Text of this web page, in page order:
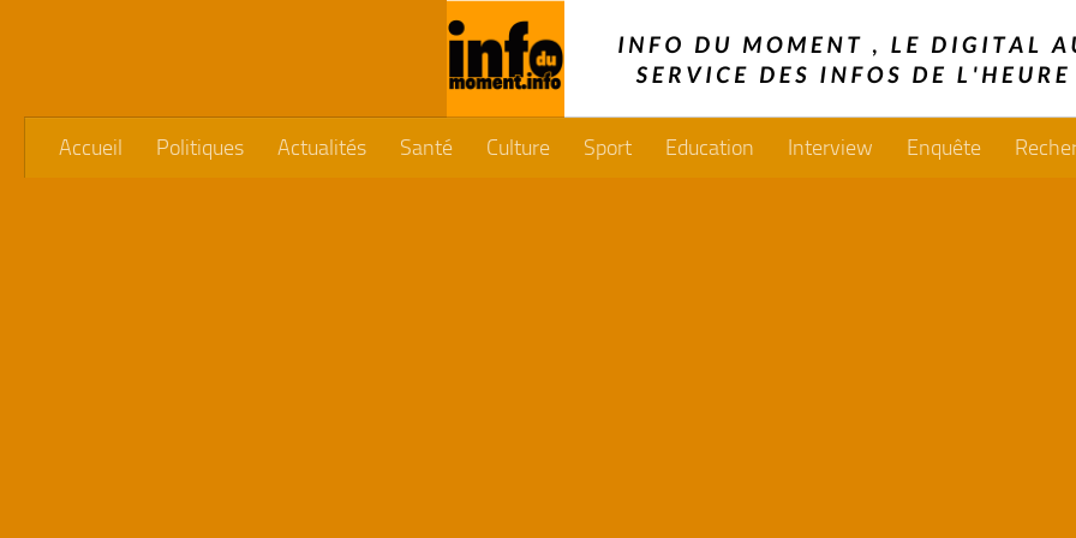
Accueil Politiques Actualités Santé Culture Sport Education Interview Enquête